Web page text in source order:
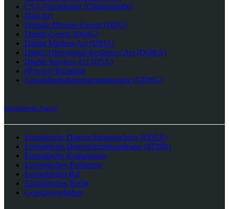
CSA-Verordnung (Chatkontrolle)
Data Act
Digitale-Dienste-Gesetz (DDG)
Digital-Gesetz (DigiG)
Digital Markets Act (DMA)
Digital Operational Resilience Act (DORA)
Digital Services Act (DSA)
ePrivacy-Richtlinie
Gesundheitsdatennutzungsgesetz (GDNG)
Europäische Union
Europäische Datenschutzausschuss (EDSA)
Europäische Datenschutzbeauftragte (EDSB)
Europäische Kommission
Europäisches Parlament
Europäischer Rat
Europäisches Recht
Gesetzesvorhaben